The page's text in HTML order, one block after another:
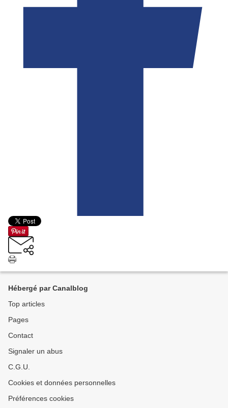
Hébergé par Canalblog
Top articles
Pages
Contact
Signaler un abus
C.G.U.
Cookies et données personnelles
Préférences cookies